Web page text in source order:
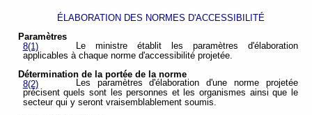
ÉLABORATION DES NORMES D'ACCESSIBILITÉ
Paramètres
8(1)
Le ministre établit les paramètres d'élaboration
applicables à chaque norme d'accessibilité projetée.
Détermination de la portée de la norme
8(2)
Les paramètres d'élaboration d'une norme projetée
précisent quels sont les personnes et les organismes ainsi que le
secteur qui y seront vraisemblablement soumis.